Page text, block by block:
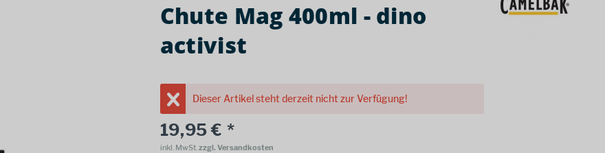
Chute Mag 400ml - dino
activist
Dieser Artikel steht derzeit nicht zur Verfügung!
19,95 € *
inkl. MwSt.zzgl. Versandkosten